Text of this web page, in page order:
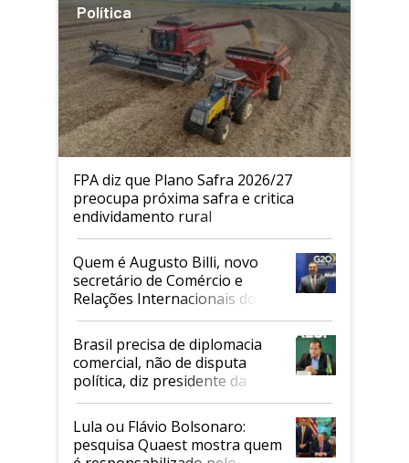
Política
FPA diz que Plano Safra 2026/27
preocupa próxima safra e critica
endividamento rural
Quem é Augusto Billi, novo
secretário de Comércio e
Relações Internacionais do
Mapa
Brasil precisa de diplomacia
comercial, não de disputa
política, diz presidente da
Faesp
Lula ou Flávio Bolsonaro:
pesquisa Quaest mostra quem